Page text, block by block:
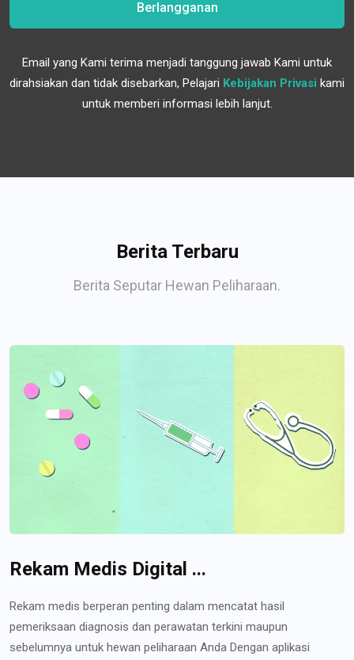
Berlangganan
Email yang Kami terima menjadi tanggung jawab Kami untuk
dirahsiakan dan tidak disebarkan, Pelajari Kebijakan Privasi kami
untuk memberi informasi lebih lanjut.
Berita Terbaru
Berita Seputar Hewan Peliharaan.
Rekam Medis Digital ...
Rekam medis berperan penting dalam mencatat hasil
pemeriksaan diagnosis dan perawatan terkini maupun
sebelumnya untuk hewan peliharaan Anda Dengan aplikasi